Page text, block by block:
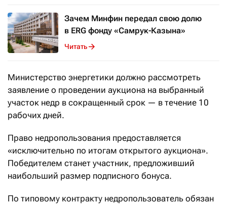
Зачем Минфин передал свою долю
в ERG фонду «Самрук-Казына»
Читать
Министерство энергетики должно рассмотреть
заявление о проведении аукциона на выбранный
участок недр в сокращенный срок — в течение 10
рабочих дней.
Право недропользования предоставляется
«исключительно по итогам открытого аукциона».
Победителем станет участник, предложивший
наибольший размер подписного бонуса.
По типовому контракту недропользователь обязан